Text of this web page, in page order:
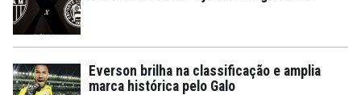
Everson brilha na classificação e amplia
marca histórica pelo Galo